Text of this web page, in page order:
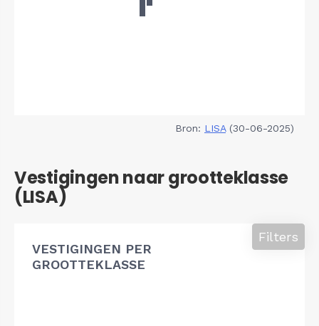
Bron: LISA(30-06-2025)
Vestigingen naar grootteklasse
(LISA)
VESTIGINGEN PER
GROOTTEKLASSE
Filters